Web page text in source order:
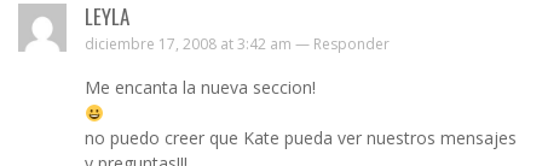
LEYLA
diciembre 17, 2008 at 3:42 am — Responder
Me encanta la nueva seccion!
no puedo creer que Kate pueda ver nuestros mensajes